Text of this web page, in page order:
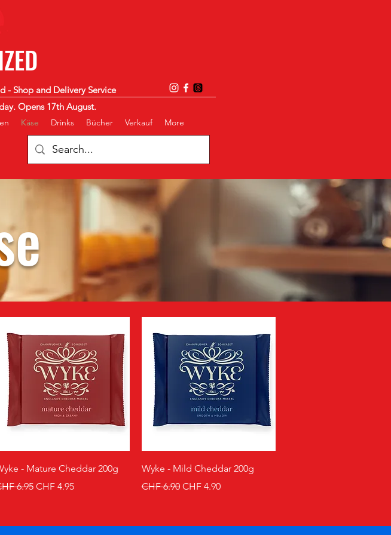
- Shop and Delivery Service
Opens 17th August.
Käse Drinks Bücher Verkauf
More
Schnellansicht
- Mature Cheddar 200g
6.95 Sale-Preis
CHF 4.95
Schnellansicht
Wyke - Mild Cheddar 200g
Standardpreis
CHF 6.90 Sale-Preis
CHF 4.90